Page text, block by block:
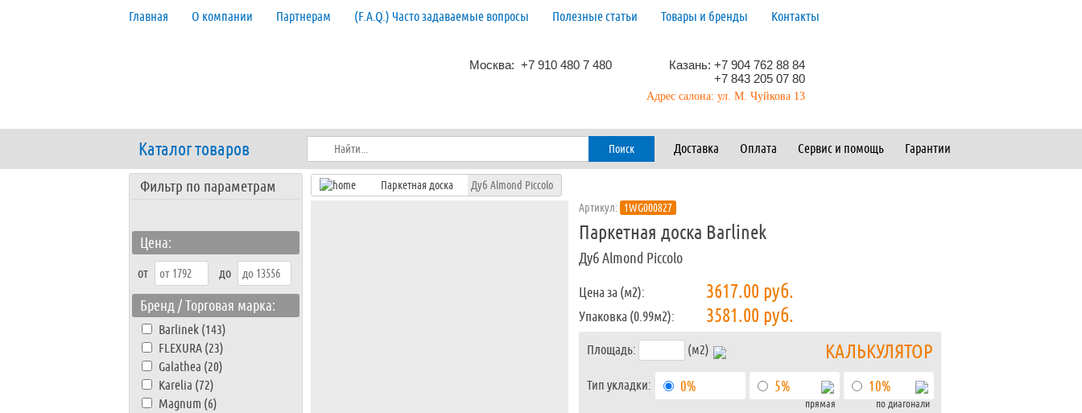
Главная О компании Партнерам (F.A.Q.) Часто задаваемые вопросы Полезные статьи Товары и бренды Контакты
Москва: +7 910 480 7 480
Казань: +7 904 762 88 84
+7 843 205 07 80
Адрес салона: ул. М. Чуйкова 13
Каталог товаров Доставка Оплата Сервис и помощь Гарантии
Фильтр по параметрам
Цена:
от до
Бренд / Торговая марка:
Barlinek (143)
FLEXURA (23)
Galathea (20)
Karelia (72)
Magnum (6)
Паркетная доска
Дуб Almond Piccolo
Артикул: 1WG000827
Паркетная доска Barlinek
Дуб Almond Piccolo
Цена за (м2): 3617.00 руб.
Упаковка(0.99м2): 3581.00 руб.
Площадь: (м2) КАЛЬКУЛЯТОР
Тип укладки: 0% 5%
прямая
10%
по диагонали